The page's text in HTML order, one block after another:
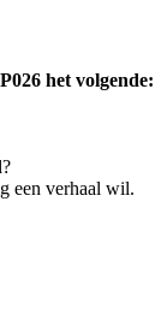
het volgende:
een verhaal wil.